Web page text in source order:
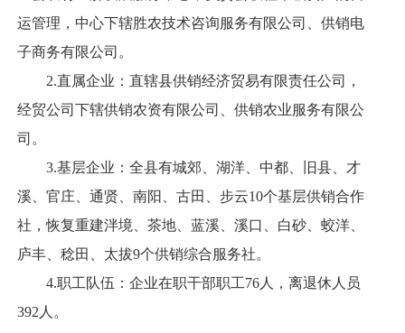
运管理，中心下辖胜农技术咨询服务有限公司、供销电
子商务有限公司。
2.直属企业：直辖县供销经济贸易有限责任公司，
经贸公司下辖供销农资有限公司、供销农业服务有限公
司。
3.基层企业：全县有城郊、湖洋、中都、旧县、才
溪、官庄、通贤、南阳、古田、步云10个基层供销合作
社，恢复重建泮境、茶地、蓝溪、溪口、白砂、蛟洋、
庐丰、稔田、太拔9个供销综合服务社。
4.职工队伍：企业在职干部职工76人，离退休人员
392人。